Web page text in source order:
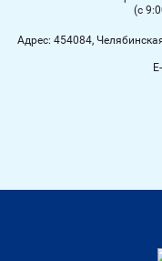
(с
Адрес: 454084,